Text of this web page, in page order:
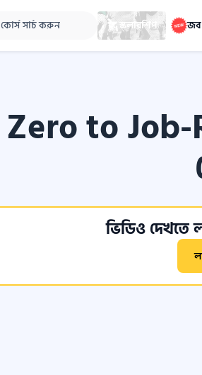
কোর্স সার্চ করুন স্কলারশিপ জব
Zero to
ভিডিও দেখতে